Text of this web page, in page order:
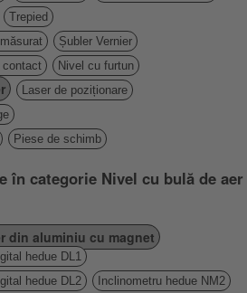
Trepied
Șubler Vernier
contact
Nivel cu furtun
Laser de poziționare
Piese de schimb
în categorie Nivel cu bulă de aer
din aluminiu cu magnet
hedue DL1
hedue DL2
Inclinometru hedue NM2